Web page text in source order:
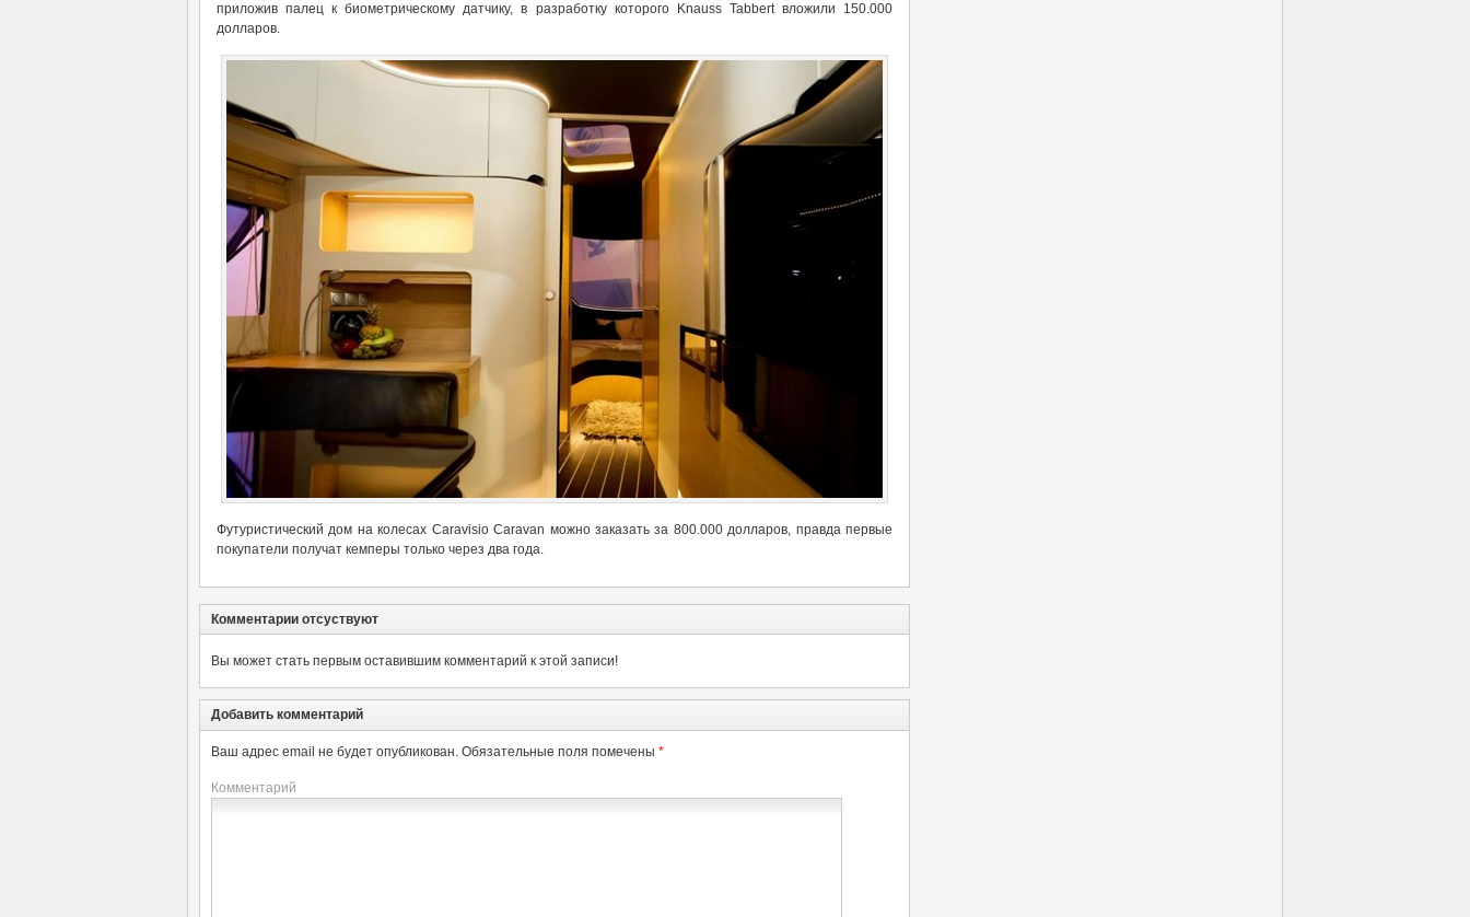
приложив палец к биометрическому датчику, в разработку которого Knauss Tabbert вложили 150.000
долларов.
Футуристический дом на колесах Caravisio Caravan можно заказать за 800.000 долларов, правда первые
покупатели получат кемперы только через два года.
Комментарии отсуствуют
Вы может стать первым оставившим комментарий к этой записи!
Добавить комментарий
Ваш адрес email не будет опубликован. Обязательные поля помечены *
Комментарий